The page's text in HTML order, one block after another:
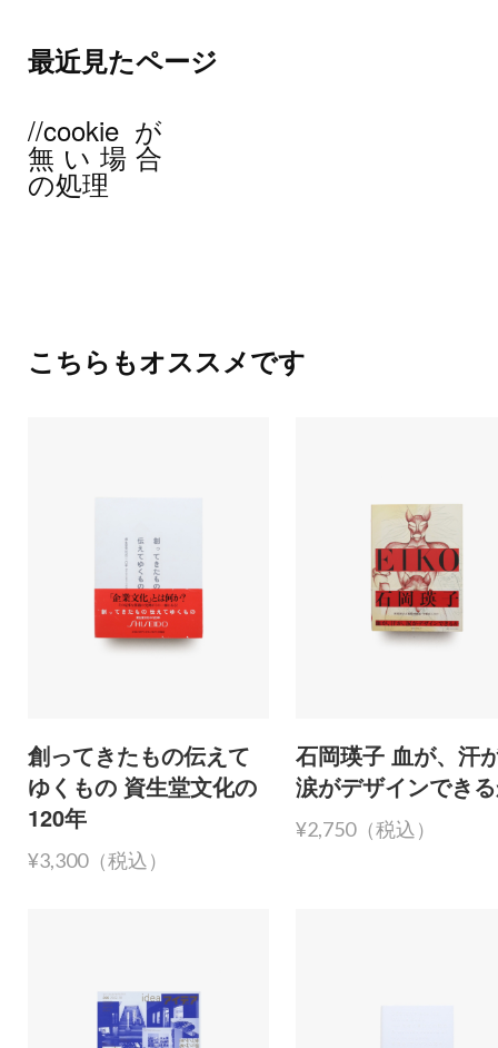
最近見たページ
//cookieが
無い場合
の処理
こちらもオススメです
創ってきたもの伝えて
ゆくもの 資生堂文化の
120年
¥3,300（税込）
石岡瑛子 血が、汗
涙がデザインでき
¥2,750（税込）